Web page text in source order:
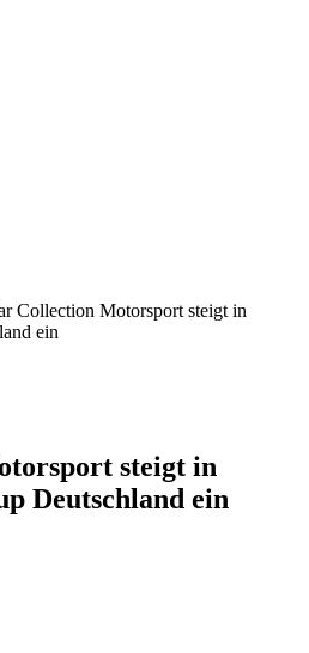
Collection Motorsport steigt in
ein
steigt in
Deutschland ein